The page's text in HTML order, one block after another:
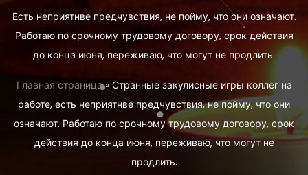
Есть неприятнве предчувствия, не пойму, что они означают.
Работаю по срочному трудовому договору, срок действия
до конца июня, переживаю, что могут не продлить.
Главная страница» Странные закулисные игры коллег на
работе, есть неприятнве предчувствия, не пойму, что они
означают. Работаю по срочному трудовому договору, срок
действия до конца июня, переживаю, что могут не
продлить.